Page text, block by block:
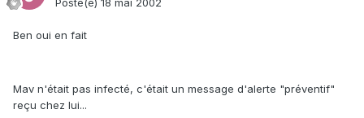
Posté(e) 18 mai 2002
Ben oui en fait
Mav n'était pas infecté, c'était un message d'alerte "préventif"
reçu chez lui...